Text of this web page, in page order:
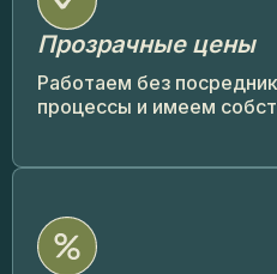
Прозрачные цены
Работаем без
процессы и имеем